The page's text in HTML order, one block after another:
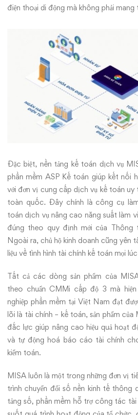
điện thoại di động mà không phải
Đặc biệt, nền tảng kế toán dịch vụ
phần mềm ASP Kế toán giúp kết nối
với đơn vị cung cấp dịch vụ kế toán uy
toàn quốc. Đây chính là công cụ
toán dịch vụ nâng cao năng suất làm
đúng theo quy định mới của
Ngoài ra, chủ hộ kinh doanh cũng yên
liệu về tình hình tài chính kế toán mọi lúc
Tất cả các dòng sản phẩm của
theo chuẩn CMMi cấp độ 3 mà
nghiệp phần mềm tại Việt Nam đạt
lõi là tài chính – kế toán, sản phẩm
đắc lực giúp nâng cao hiệu quả hoạt
và tự động hoá báo cáo tài chính
kiểm toán.
MISA luôn là một trong những đơn vị
trình chuyển đổi số nền kinh tế thông
tảng số, phần mềm hỗ trợ công tác